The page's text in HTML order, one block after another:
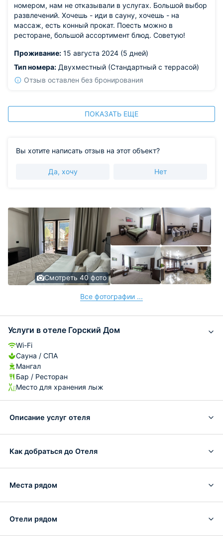
номером, нам не отказывали в услугах. Большой выбор
развлечений. Хочешь - иди в сауну, хочешь - на
массаж, есть конный прокат. Поесть можно в
ресторане, большой ассортимент блюд. Советую!
Проживание: 15 августа 2024 (5 дней)
Тип номера: Двухместный (Стандартный с террасой)
Отзыв оставлен без бронирования
ПОКАЗАТЬ ЕЩЕ
Вы хотите написать отзыв на этот объект?
Да, хочу Нет
Смотреть 40 фото
Все фотографии ...
Услуги в отеле Горский Дом
Wi-Fi
Сауна / СПА
Мангал
Бар / Ресторан
Место для хранения лыж
Описание услуг отеля
Как добраться до Отеля
Места рядом
Отели рядом